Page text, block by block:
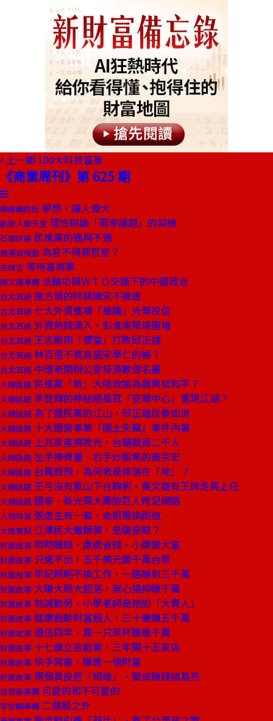
上一期 100大科技富豪
《商業周刊》第 625 期
總編輯的話 夢想，讓人偉大
創辦人聊天室 理性辯論「兩岸議題」的契機
石頭評論 民進黨的通與不通
商場自慢塾 為官不得罪巨室？
去梯言 等待葛將軍
陳文茜專欄 法輪功與ＷＴＯ交錯下的中國政治
台北耳語 連方瑀的阿姨擁宋不擁連
台北耳語 七大外資進場「搶購」光華投信
台北耳語 外資熱錢湧入，彭淮南築堤圍堵
台北耳語 王志剛用「便當」打敗邱正雄
台北耳語 林百里不買高盛宋學仁的帳？
台北耳語 中環老闆辦公室掛滿數億名畫
火線話題 民進黨「新」大陸政策為選票或和平？
火線話題 李登輝的神秘順風耳「安華中心」重現江湖？
火線話題 為了國民黨的江山，邱正雄從善如流
火線話題 十大國營事業「國土失竊」事件內幕
火線話題 上兆家產將敗光，台糖裁員二千人
火線話題 左手捧骨董、右手炒股票的黃宗宏
火線話題 台鳳想飛，為何老是摔落在「地」？
火線話題 王弓沒有靠山下台鞠躬，黃文雄有王牌走馬上任
火線話題 國泰、新光兩大壽險巨人跨足網路
人物特寫 張虔生有一套，俞凱爾換跑道
大陸焦點 江澤民大撒銀彈，是賺是賠？
封面故事 時時賺錢、處處省錢，小康變大富
封面故事 只進不出，五千美元變千萬台幣
封面故事 年紀輕輕不換工作，一路賺到三千萬
封面故事 大賺大賠大起落，無心插柳賺千萬
封面故事 熱誠勤勞，小學老師是她的「大貴人」
封面故事 健康超齡財富超人，三十歲賺五千萬
封面故事 退伍四年，靠一只茶杯賺進千萬
封面故事 十七歲立志創業，三年開十五家店
封面故事 快手寫書，賺進一億財富
封面故事 兩個臭皮匠「相碰」，變成賺錢諸葛亮
信懷南專欄 可愛的和不可愛的
李宏麟專欄 二類股之外